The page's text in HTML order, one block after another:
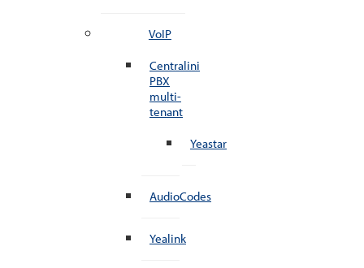
VoIP
Centralini
PBX
multi-
tenant
Yeastar
AudioCodes
Yealink